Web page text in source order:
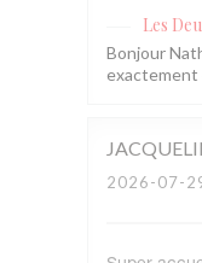
Les
Bonjour
exactement
2026-07-